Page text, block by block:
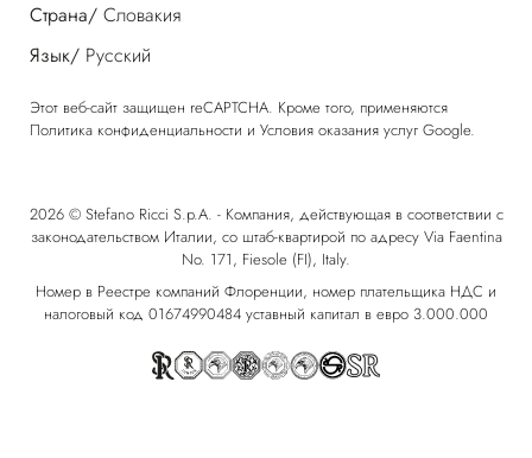
Страна/ Словакия
Язык/ Русский
Этот веб-сайт защищен reCAPTCHA. Кроме того, применяются
Политика конфиденциальности и Условия оказания услуг Google.
2026 © Stefano Ricci S.p.A. - Компания, действующая в соответствии с
законодательством Италии, со штаб-квартирой по адресу Via Faentina
No. 171, Fiesole (FI), Italy.
Номер в Реестре компаний Флоренции, номер плательщика НДС и
налоговый код 01674990484 уставный капитал в евро 3.000.000